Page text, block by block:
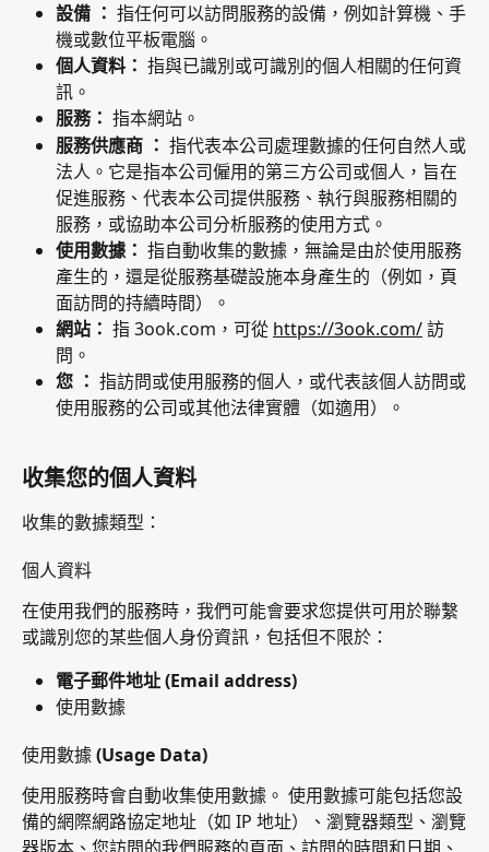
設備 ： 指任何可以訪問服務的設備，例如計算機、手
機或數位平板電腦。
個人資料： 指與已識別或可識別的個人相關的任何資
訊。
服務： 指本網站。
服務供應商 ： 指代表本公司處理數據的任何自然人或
法人。它是指本公司僱用的第三方公司或個人，旨在
促進服務、代表本公司提供服務、執行與服務相關的
服務，或協助本公司分析服務的使用方式。
使用數據： 指自動收集的數據，無論是由於使用服務
產生的，還是從服務基礎設施本身產生的（例如，頁
面訪問的持續時間）。
網站： 指 3ook.com，可從 https://3ook.com/ 訪
問。
您 ： 指訪問或使用服務的個人，或代表該個人訪問或
使用服務的公司或其他法律實體（如適用）。
收集您的個人資料
收集的數據類型：
個人資料
在使用我們的服務時，我們可能會要求您提供可用於聯繫
或識別您的某些個人身份資訊，包括但不限於：
電子郵件地址 (Email address)
使用數據
使用數據 (Usage Data)
使用服務時會自動收集使用數據。 使用數據可能包括您設
備的網際網路協定地址（如 IP 地址）、瀏覽器類型、瀏覽